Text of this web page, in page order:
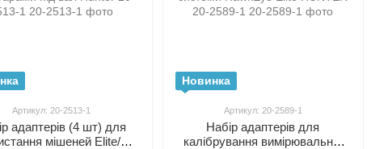
Артикул: 20-2513-1
адаптерів (4 шт) для
мішеней Elite/TD
Новинка
Артикул: 20-2589-1
Набір адаптерів для
калібрування вимірювальної